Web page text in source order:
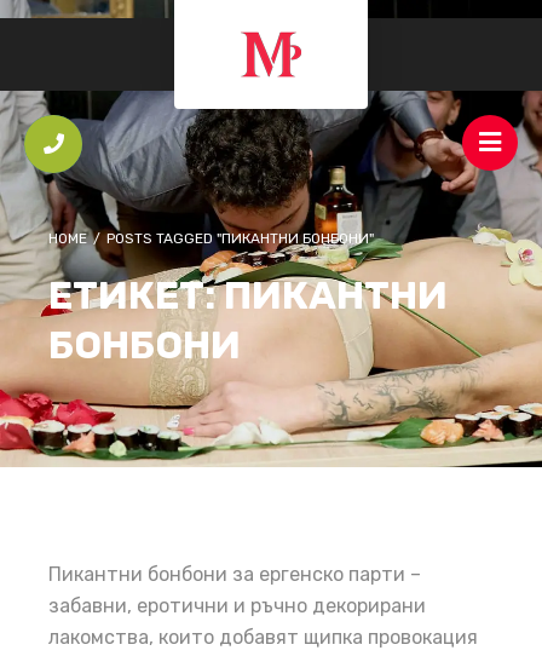
HOME / POSTS TAGGED "ПИКАНТНИ БОНБОНИ"
ЕТИКЕТ:ПИКАНТНИ
БОНБОНИ
Пикантни бонбони за ергенско парти –
забавни, еротични и ръчно декорирани
лакомства, които добавят щипка провокация